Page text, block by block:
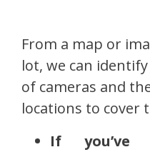
From a map or
lot, we can
of cameras and
locations to cover
If you’ve